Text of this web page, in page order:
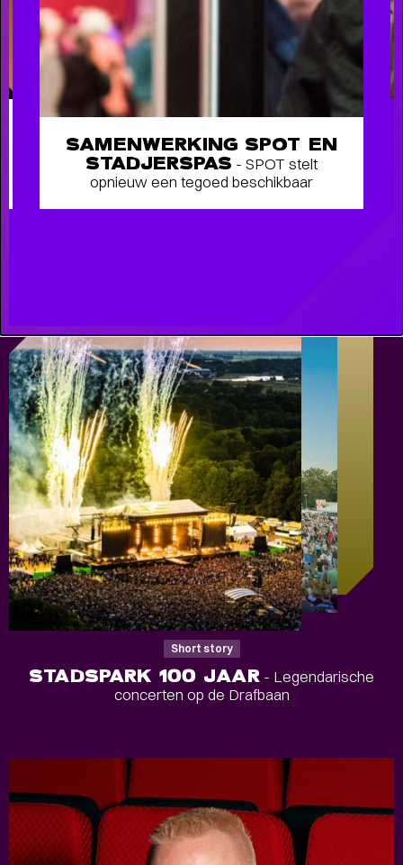
FAMILIE VOORSTELLINGEN VOOR
Short story
STADSPARK 100 JAAR - Legendarische
concerten op de Drafbaan
SAMENWERKING SPOT EN
STADJERSPAS - SPOT stelt
opnieuw een tegoed beschikbaar